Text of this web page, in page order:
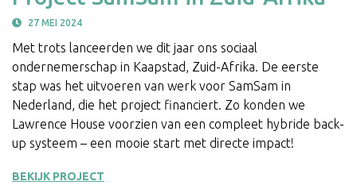
27 MEI 2024
Met trots lanceerden we dit jaar ons sociaal
ondernemerschap in Kaapstad, Zuid-Afrika. De eerste
stap was het uitvoeren van werk voor SamSam in
Nederland, die het project financiert. Zo konden we
Lawrence House voorzien van een compleet hybride back-
up systeem – een mooie start met directe impact!
BEKIJK PROJECT